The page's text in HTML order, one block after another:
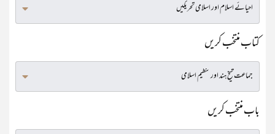
کتاب منتخب کریں
باب منتخب کریں